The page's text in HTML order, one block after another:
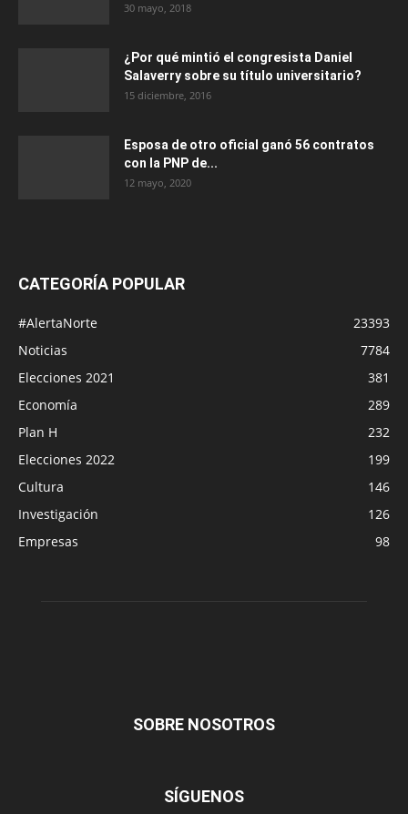
30 mayo, 2018
¿Por qué mintió el congresista Daniel
Salaverry sobre su título universitario?
15 diciembre, 2016
Esposa de otro oficial ganó 56 contratos
con la PNP de...
12 mayo, 2020
CATEGORÍA POPULAR
#AlertaNorte
23393
Noticias
7784
Elecciones 2021
381
Economía
289
Plan H
232
Elecciones 2022
199
Cultura
146
Investigación
126
Empresas
98
SOBRE NOSOTROS
SÍGUENOS